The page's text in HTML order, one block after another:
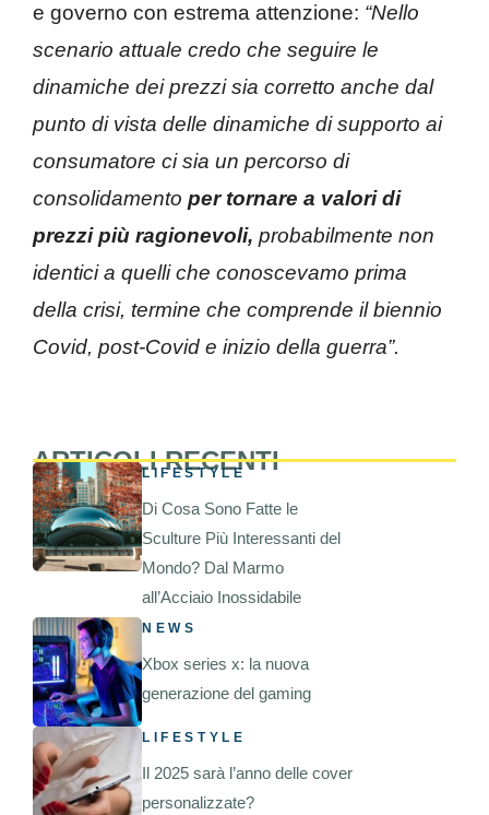
e governo con estrema attenzione: “Nello
scenario attuale credo che seguire le
dinamiche dei prezzi sia corretto anche dal
punto di vista delle dinamiche di supporto ai
consumatore ci sia un percorso di
consolidamento per tornare a valori di
prezzi più ragionevoli, probabilmente non
identici a quelli che conoscevamo prima
della crisi, termine che comprende il biennio
Covid, post-Covid e inizio della guerra”.
ARTICOLI RECENTI
LIFESTYLE
Di Cosa Sono Fatte le
Sculture Più Interessanti del
Mondo? Dal Marmo
all’Acciaio Inossidabile
NEWS
Xbox series x: la nuova
generazione del gaming
LIFESTYLE
Il 2025 sarà l’anno delle cover
personalizzate?